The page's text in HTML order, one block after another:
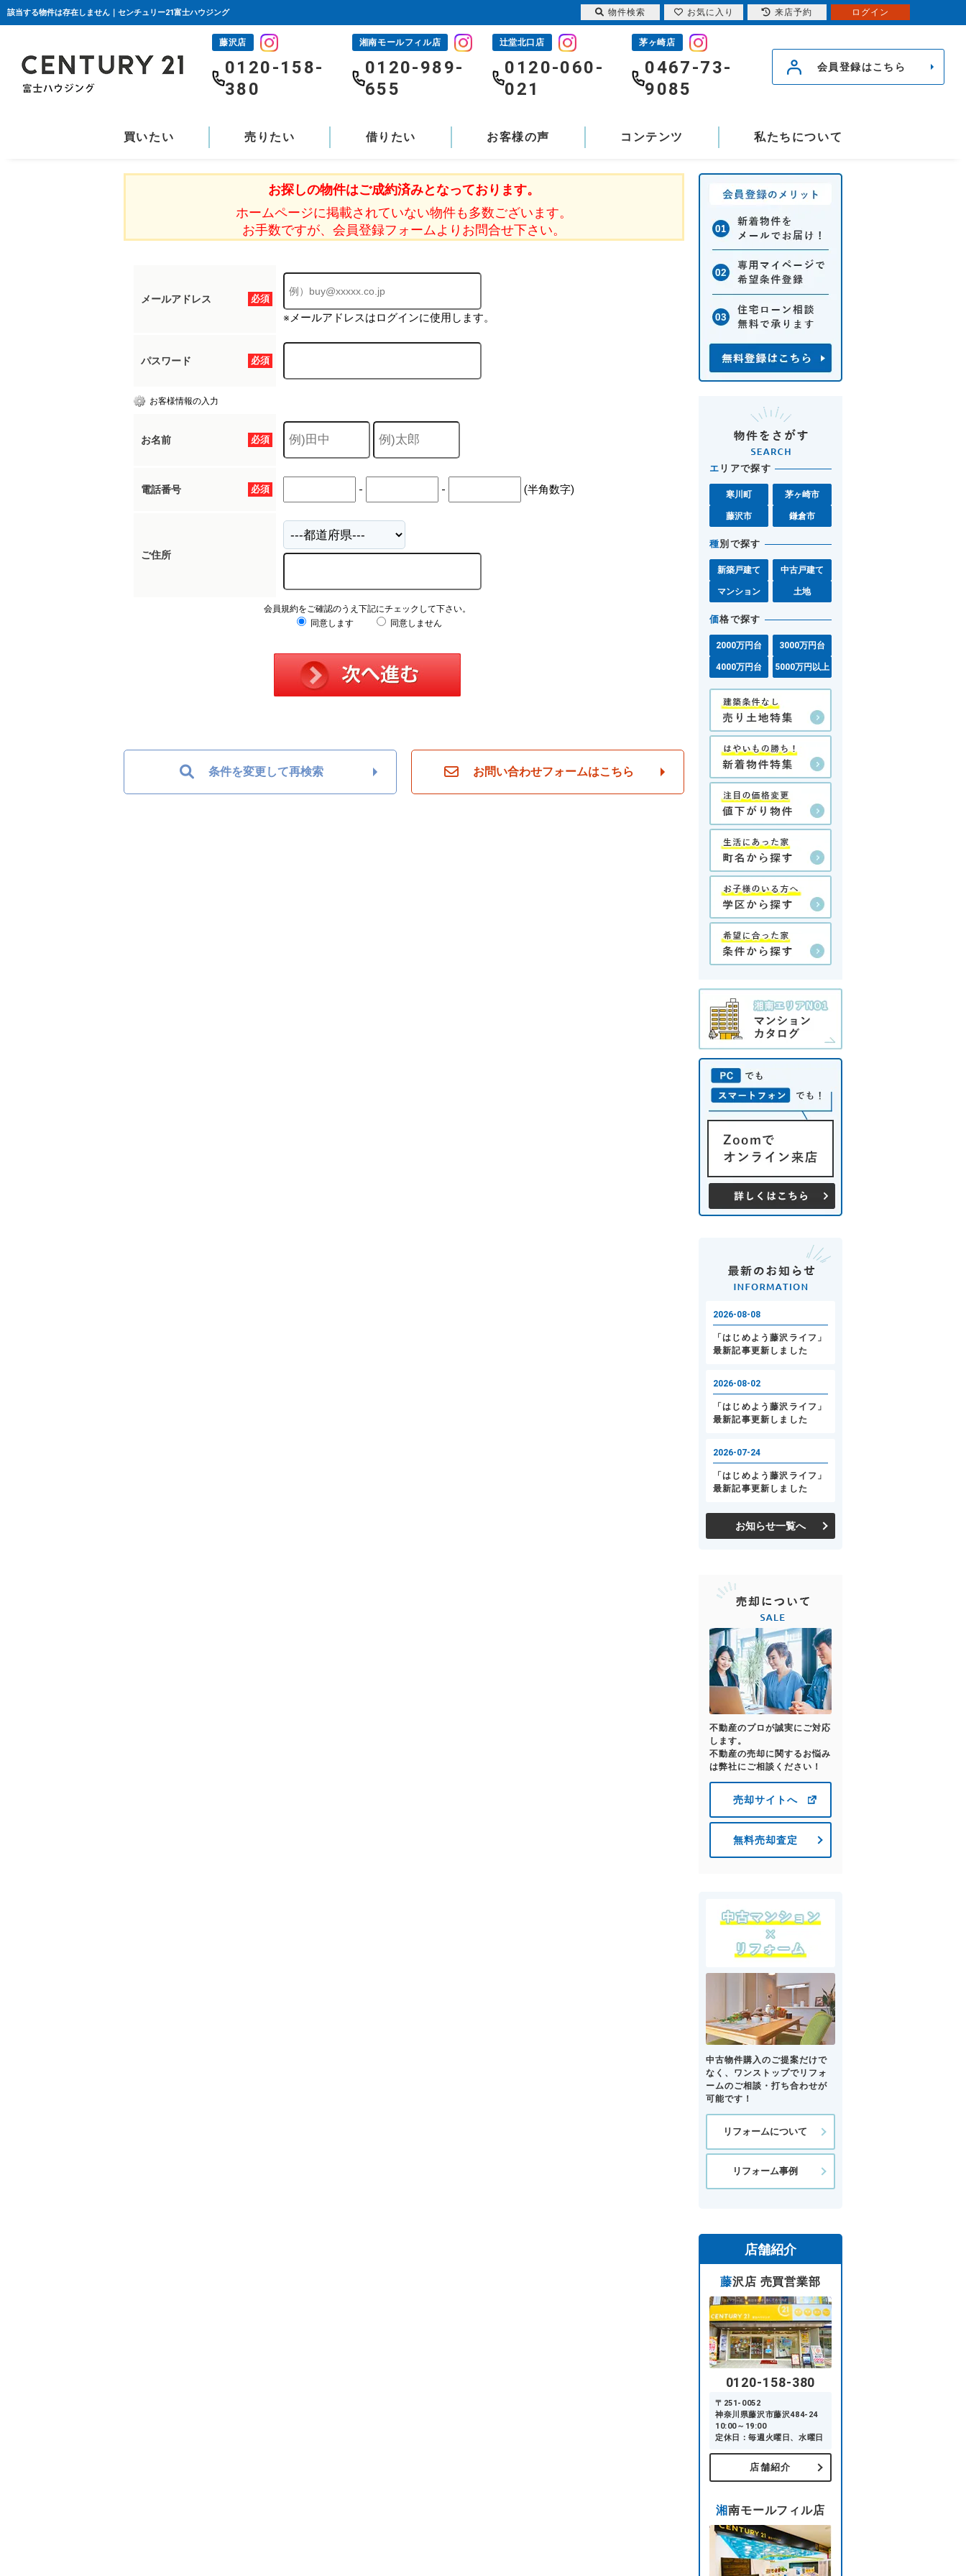
該当する物件は存在しません｜センチュリー21富士ハウジング
藤沢店
0120-158-
380
湘南モールフィル店
0120-989-
655
辻堂北口店
0120-060-
021
茅ヶ崎店
0467-73-
9085
会員登録はこちら
買いたい 売りたい 借りたい お客様の声 コンテンツ 私たちについて
お探しの物件はご成約済みとなっております。
ホームページに掲載されていない物件も多数ございます。
お手数ですが、会員登録フォームよりお問合せ下さい。
必須
メールアドレス
※メールアドレスはログインに使用します。
必須
パスワード
お客様情報の入力
必須
お名前
必須
電話番号 - - (半角数字)
ご住所
会員規約をご確認のうえ下記にチェックして下さい。
同意します
同意しません
条件を変更して再検索 お問い合わせフォームはこちら
エ リアで探す
寒川町 茅ヶ崎市
藤沢市 鎌倉市
種別で探す
新築戸建て 中古戸建て
マンション 土地
価格で探す
2000万円台 3000万円台
4000万円台 5000万円以上
お知らせ一覧へ
不動産のプロが誠実にご対応
します。
不動産の売却に関するお悩み
は弊社にご相談ください！
売却サイトへ
無料売却査定
中古物件購入のご提案だけで
なく、ワンストップでリフォ
ームのご相談・打ち合わせが
可能です！
リフォームについて
リフォーム事例
店舗紹介
藤沢店 売買営業部
0120-158-380
〒251-0052
神奈川県藤沢市藤沢484-24
10:00～19:00
定休日：毎週火曜日、水曜日
店舗紹介
湘南モールフィル店
物件検索 お気に入り 来店予約 ログイン